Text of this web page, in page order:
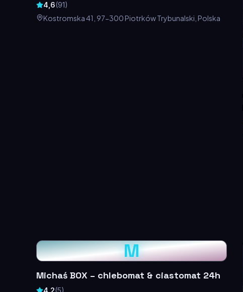
4,6(91)
Kostromska 41, 97-300 Piotrków Trybunalski, Polska
M
Michaś BOX – chlebomat & ciastomat 24h